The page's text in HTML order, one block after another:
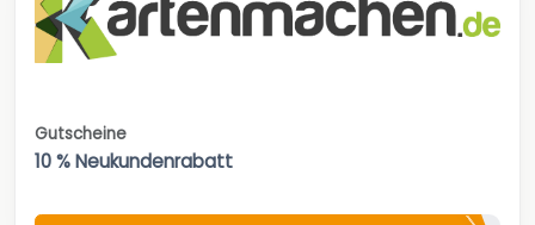
Gutscheine
10 % Neukundenrabatt